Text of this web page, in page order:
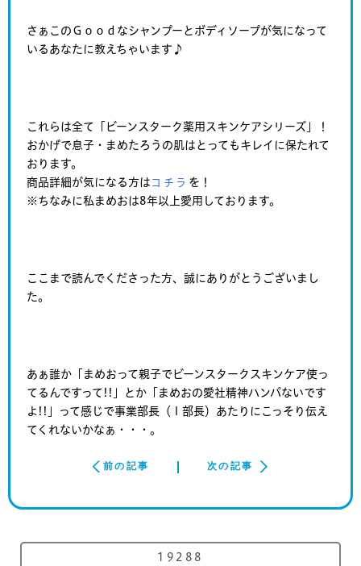
さぁこのＧｏｏｄなシャンプーとボディソープが気になって
いるあなたに教えちゃいます♪
これらは全て「ビーンスターク薬用スキンケアシリーズ」！
おかげで息子・まめたろうの肌はとってもキレイに保たれて
おります。
商品詳細が気になる方はコチラ を！
※ちなみに私まめおは8年以上愛用しております。
ここまで読んでくださった方、誠にありがとうございまし
た。
あぁ誰か「まめおって親子でビーンスタークスキンケア使っ
てるんですって!!」とか「まめおの愛社精神ハンパないです
よ!!」って感じで事業部長（Ｉ部長）あたりにこっそり伝え
てくれないかなぁ・・・。
前の記事 次の記事
19288